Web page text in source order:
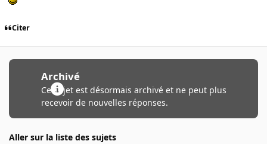
Citer
Archivé
Ce sujet est désormais archivé et ne peut plus
recevoir de nouvelles réponses.
Aller sur la liste des sujets